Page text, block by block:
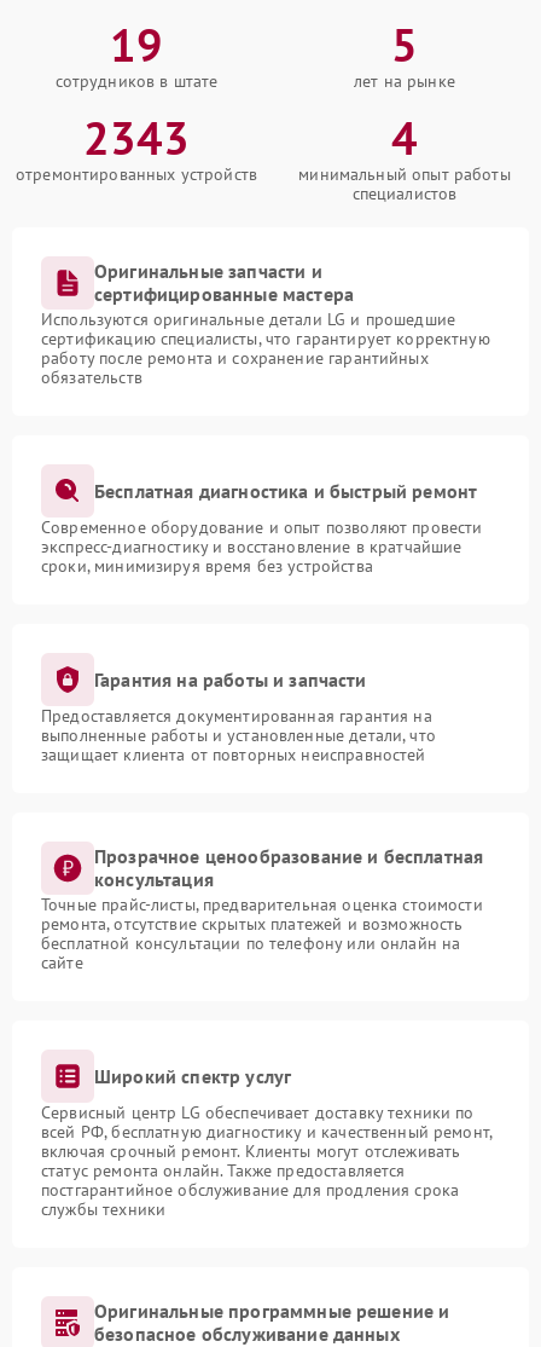
19
сотрудников в штате
5
лет на рынке
2343
отремонтированных устройств
4
минимальный опыт работы
специалистов
Оригинальные запчасти и
сертифицированные мастера
Используются оригинальные детали LG и прошедшие
сертификацию специалисты, что гарантирует корректную
работу после ремонта и сохранение гарантийных
обязательств
Бесплатная диагностика и быстрый ремонт
Современное оборудование и опыт позволяют провести
экспресс-диагностику и восстановление в кратчайшие
сроки, минимизируя время без устройства
Гарантия на работы и запчасти
Предоставляется документированная гарантия на
выполненные работы и установленные детали, что
защищает клиента от повторных неисправностей
Прозрачное ценообразование и бесплатная
консультация
Точные прайс-листы, предварительная оценка стоимости
ремонта, отсутствие скрытых платежей и возможность
бесплатной консультации по телефону или онлайн на
сайте
Широкий спектр услуг
Сервисный центр LG обеспечивает доставку техники по
всей РФ, бесплатную диагностику и качественный ремонт,
включая срочный ремонт. Клиенты могут отслеживать
статус ремонта онлайн. Также предоставляется
постгарантийное обслуживание для продления срока
службы техники
Оригинальные программные решение и
безопасное обслуживание данных